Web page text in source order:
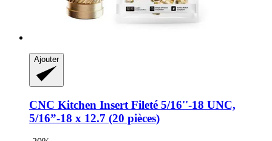
Ajouter
CNC Kitchen Insert Fileté 5/16''-​18 UNC,
5/16”-​18 x 12.7 (20 pièces)